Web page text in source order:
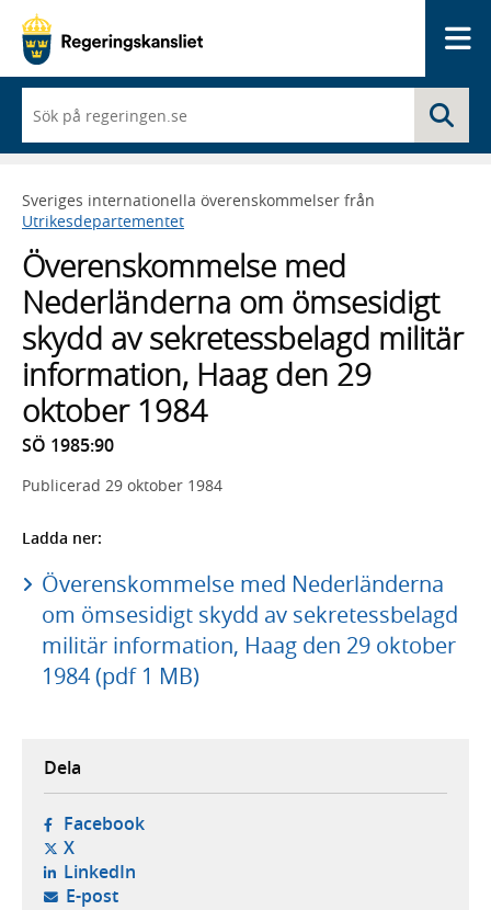
du
börjar
skriva
framträder
en
med
sökförslag
Sveriges internationella överenskommelser från
Utrikesdepartementet
Överenskommelse med
Nederländerna om ömsesidigt
skydd av sekretessbelagd militär
information, Haag den 29
oktober 1984
SÖ 1985:90
Publicerad 29 oktober 1984
Ladda ner:
Överenskommelse med Nederländerna
om ömsesidigt skydd av sekretessbelagd
militär information, Haag den 29 oktober
1984 (pdf 1 MB)
Dela
Facebook- öppnas i ny flik, extern webbplats,
X- öppnas i ny flik, extern webbplats,
LinkedIn- öppnas i ny flik, extern webbplats,
E-post- öppnar din e-postklient,